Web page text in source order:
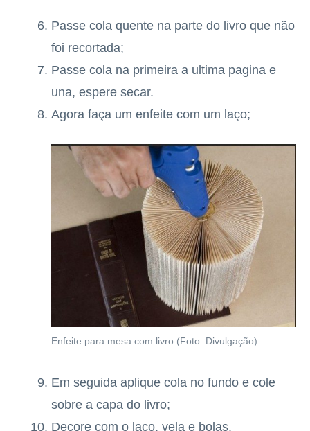
Passe cola quente na parte do livro que não
foi recortada;
Passe cola na primeira a ultima pagina e
una, espere secar.
Agora faça um enfeite com um laço;
Enfeite para mesa com livro (Foto: Divulgação).
Em seguida aplique cola no fundo e cole
sobre a capa do livro;
Decore com o laço, vela e bolas.